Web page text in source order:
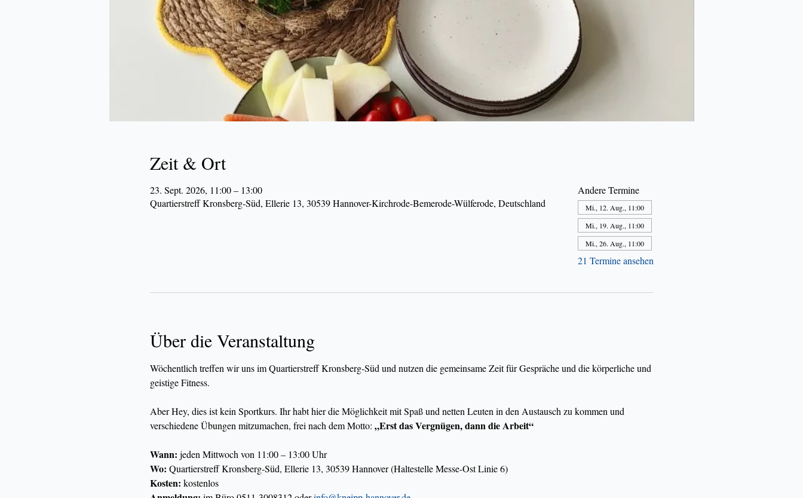
Zeit & Ort
23. Sept. 2026, 11:00 – 13:00
Quartierstreff Kronsberg-Süd, Ellerie 13, 30539 Hannover-Kirchrode-Bemerode-Wülferode, Deutschland
Andere Termine
Mi., 12. Aug., 11:00
Mi., 19. Aug., 11:00
Mi., 26. Aug., 11:00
21 Termine ansehen
Über die Veranstaltung
Wöchentlich treffen wir uns im Quartierstreff Kronsberg-Süd und nutzen die gemeinsame Zeit für Gespräche und die körperliche und
geistige Fitness.
Aber Hey, dies ist kein Sportkurs. Ihr habt hier die Möglichkeit mit Spaß und netten Leuten in den Austausch zu kommen und
verschiedene Übungen mitzumachen, frei nach dem Motto: „Erst das Vergnügen, dann die Arbeit“
Wann: jeden Mittwoch von 11:00 – 13:00 Uhr
Wo: Quartierstreff Kronsberg-Süd, Ellerie 13, 30539 Hannover (Haltestelle Messe-Ost Linie 6)
Kosten: kostenlos